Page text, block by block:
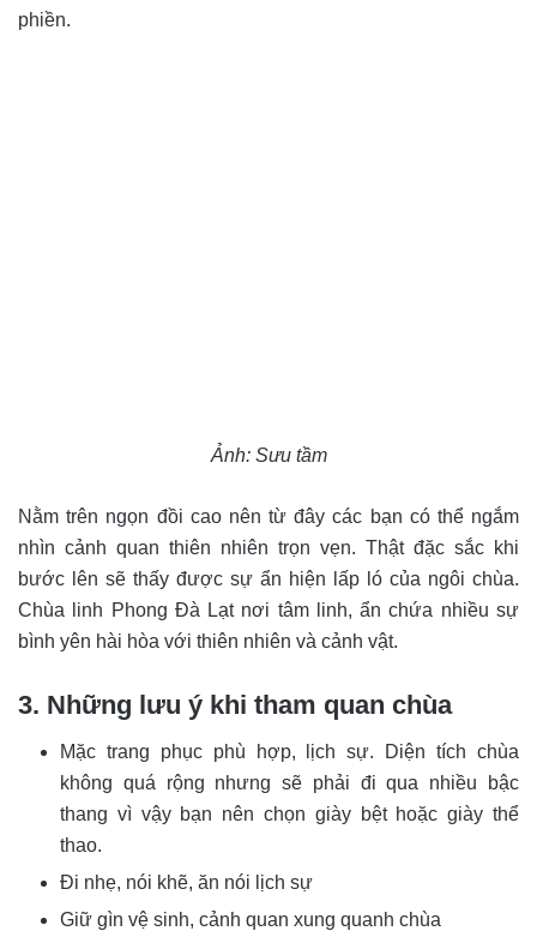
phiền.
Ảnh: Sưu tầm
Nằm trên ngọn đồi cao nên từ đây các bạn có thể ngắm
nhìn cảnh quan thiên nhiên trọn vẹn. Thật đặc sắc khi
bước lên sẽ thấy được sự ẩn hiện lấp ló của ngôi chùa.
Chùa linh Phong Đà Lạt nơi tâm linh, ẩn chứa nhiều sự
bình yên hài hòa với thiên nhiên và cảnh vật.
3. Những lưu ý khi tham quan chùa
Mặc trang phục phù hợp, lịch sự. Diện tích chùa
không quá rộng nhưng sẽ phải đi qua nhiều bậc
thang vì vậy bạn nên chọn giày bệt hoặc giày thể
thao.
Đi nhẹ, nói khẽ, ăn nói lịch sự
Giữ gìn vệ sinh, cảnh quan xung quanh chùa